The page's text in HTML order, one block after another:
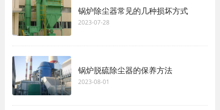
锅炉除尘器常见的几种损坏方式
2023-07-28
锅炉脱硫除尘器的保养方法
2023-08-01